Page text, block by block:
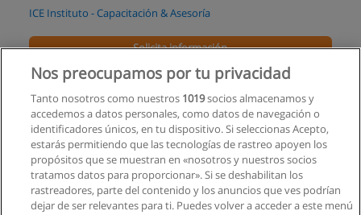
ICE Instituto - Capacitación & Asesoría
Solicita información
Curso - Diseño Técnico
Centro de Capacitación Sudamericano
Solicita información
Curso de Photoshop Cs6
Grupo System Ecuador
Nos preocupamos por tu privacidad
Tanto nosotros como nuestros 1019socios almacenamos y
accedemos a datos personales, como datos de navegación o
identificadores únicos, en tu dispositivo. Si seleccionas Acepto,
estarás permitiendo que las tecnologías de rastreo apoyen los
propósitos que se muestran en «nosotros y nuestros socios
tratamos datos para proporcionar». Si se deshabilitan los
rastreadores, parte del contenido y los anuncios que ves podrían
dejar de ser relevantes para ti. Puedes volver a acceder a este menú